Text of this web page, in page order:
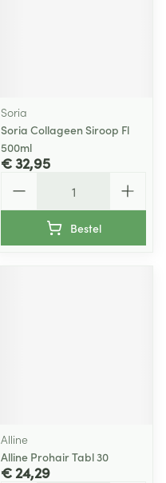
Soria
Soria Collageen Siroop Fl
500ml
€ 32,95
Bestel
Alline
Alline Prohair Tabl 30
€ 24,29